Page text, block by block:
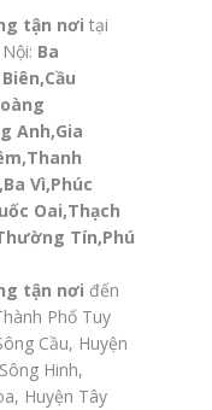
tận nơi tại
Ba
Anh,Gia
Vì,Phúc
Oai,Thạch
Tín,Phú
tận nơi đến
Phố Tuy
Cầu, Huyện
Hinh,
Huyện Tây